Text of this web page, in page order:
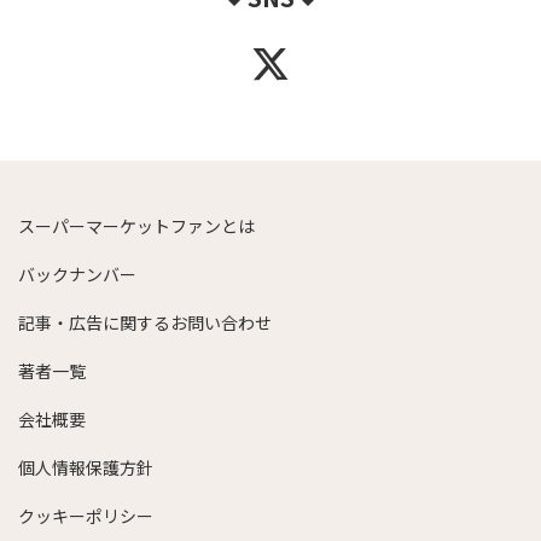
スーパーマーケットファンとは
バックナンバー
記事・広告に関するお問い合わせ
著者一覧
会社概要
個人情報保護方針
クッキーポリシー